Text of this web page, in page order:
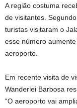
A região costuma
de visitantes.
turistas visitaram o
esse número
aeroporto.
Em recente visita de
Wanderlei Barbosa
“O aeroporto vai